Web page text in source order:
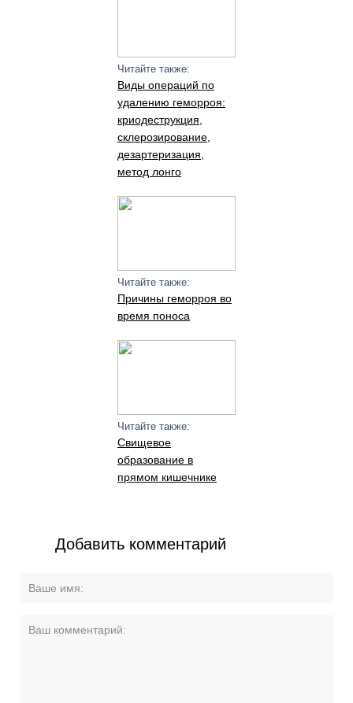
Читайте также:
Виды операций по
удалению геморроя:
криодеструкция,
склерозирование,
дезартеризация,
метод лонго
Читайте также:
Причины геморроя во
время поноса
Читайте также:
Свищевое
образование в
прямом кишечнике
Добавить комментарий